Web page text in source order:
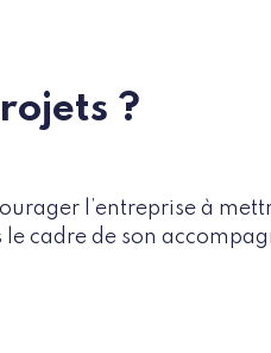
?
l’entreprise à
cadre de son